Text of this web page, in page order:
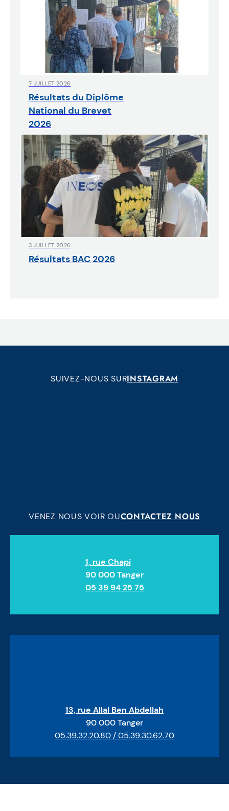
7 JUILLET 2026
Résultats du Diplôme
National du Brevet
2026
3 JUILLET 2026
Résultats BAC 2026
SUIVEZ-NOUS SURINSTAGRAM
VENEZ NOUS VOIR OUCONTACTEZ NOUS
1, rue Chapi
90 000 Tanger
05 39 94 25 75
13, rue Allal Ben Abdellah
90 000 Tanger
05.39.32.20.80 / 05.39.30.62.70